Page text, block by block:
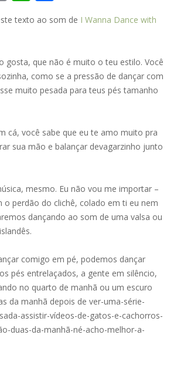
m
ai at
A
p
p
ar
texto ao som de I Wanna Dance with
gosta, que não é muito o teu estilo. Você
como se a pressão de dançar com
muito pesada para teus pés tamanho
cá, você sabe que eu te amo muito pra
sua mão e balançar devagarzinho junto
mesmo. Eu não vou me importar –
o perdão do clichê, colado em ti eu nem
dançando ao som de uma valsa ou
comigo em pé, podemos dançar
pés entrelaçados, a gente em silêncio,
no quarto de manhã ou um escuro
da manhã depois de ver-uma-série-
assistir-vídeos-de-gatos-e-cachorros-
duas-da-manhã-né-acho-melhor-a-